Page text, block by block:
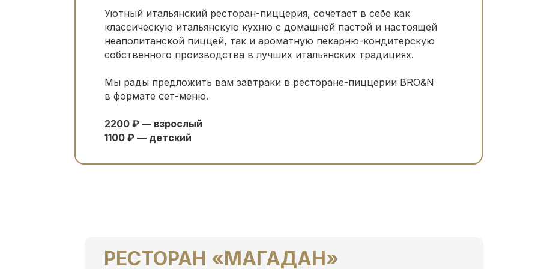
Уютный итальянский ресторан-пиццерия, сочетает в себе как
классическую итальянскую кухню с домашней пастой и настоящей
неаполитанской пиццей, так и ароматную пекарню-кондитерскую
собственного производства в лучших итальянских традициях.
Мы рады предложить вам завтраки в ресторане-пиццерии BRO&N
в формате сет-меню.
2200 ₽ — взрослый
1100 ₽ — детский
РЕСТОРАН «МАГАДАН»